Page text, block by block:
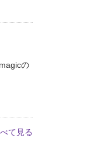
の
て見る